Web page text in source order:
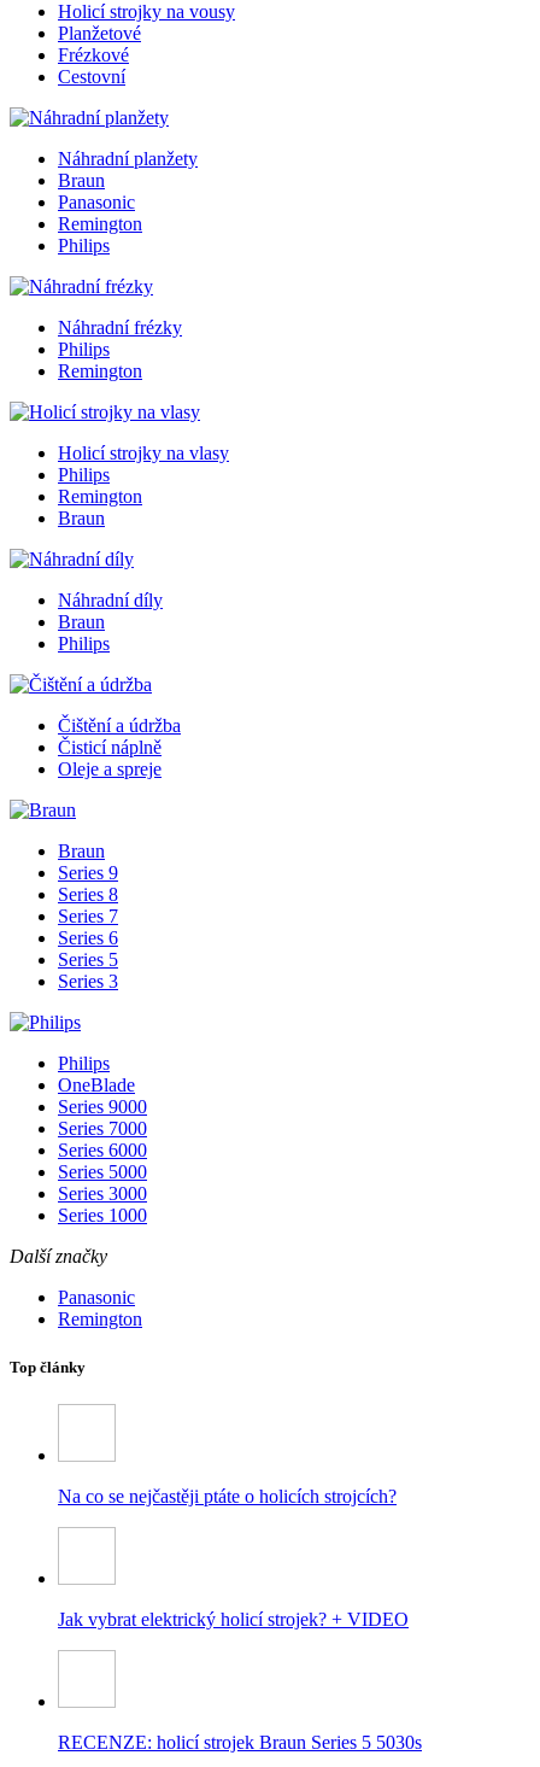
Holicí strojky na vousy
Planžetové
Frézkové
Cestovní
Náhradní planžety
Braun
Panasonic
Remington
Philips
Náhradní frézky
Philips
Remington
Holicí strojky na vlasy
Philips
Remington
Braun
Náhradní díly
Braun
Philips
Čištění a údržba
Čisticí náplně
Oleje a spreje
Braun
Series 9
Series 8
Series 7
Series 6
Series 5
Series 3
Philips
OneBlade
Series 9000
Series 7000
Series 6000
Series 5000
Series 3000
Series 1000
Další značky
Panasonic
Remington
Top články
Na co se nejčastěji ptáte o holicích strojcích?
Jak vybrat elektrický holicí strojek? + VIDEO
RECENZE: holicí strojek Braun Series 5 5030s